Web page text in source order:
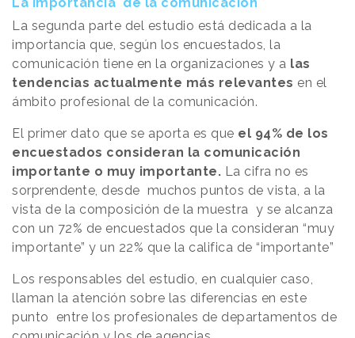
La importancia de la comunicación
La segunda parte del estudio está dedicada a la
importancia que, según los encuestados, la
comunicación tiene en la organizaciones y a las
tendencias actualmente más relevantes en el
ámbito profesional de la comunicación.
El primer dato que se aporta es que el 94% de los
encuestados consideran la comunicación
importante o muy importante. La cifra no es
sorprendente, desde muchos puntos de vista, a la
vista de la composición de la muestra y se alcanza
con un 72% de encuestados que la consideran “muy
importante” y un 22% que la califica de “importante”
Los responsables del estudio, en cualquier caso,
llaman la atención sobre las diferencias en este
punto entre los profesionales de departamentos de